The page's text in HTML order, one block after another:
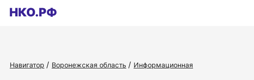
Навигатор Воронежская область Информационная